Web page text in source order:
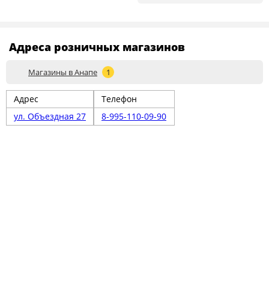
Адреса розничных магазинов
Магазины в Анапе 1
Адрес
Телефон
ул. Объездная 27
8-995-110-09-90